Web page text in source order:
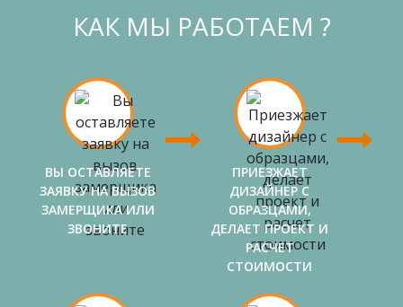
КАК МЫ РАБОТАЕМ ?
ВЫ ОСТАВЛЯЕТЕ
ЗАЯВКУ НА ВЫЗОВ
ЗАМЕРЩИКА ИЛИ
ЗВОНИТЕ
ПРИЕЗЖАЕТ
ДИЗАЙНЕР С
ОБРАЗЦАМИ,
ДЕЛАЕТ ПРОЕКТ И
РАСЧЕТ
СТОИМОСТИ